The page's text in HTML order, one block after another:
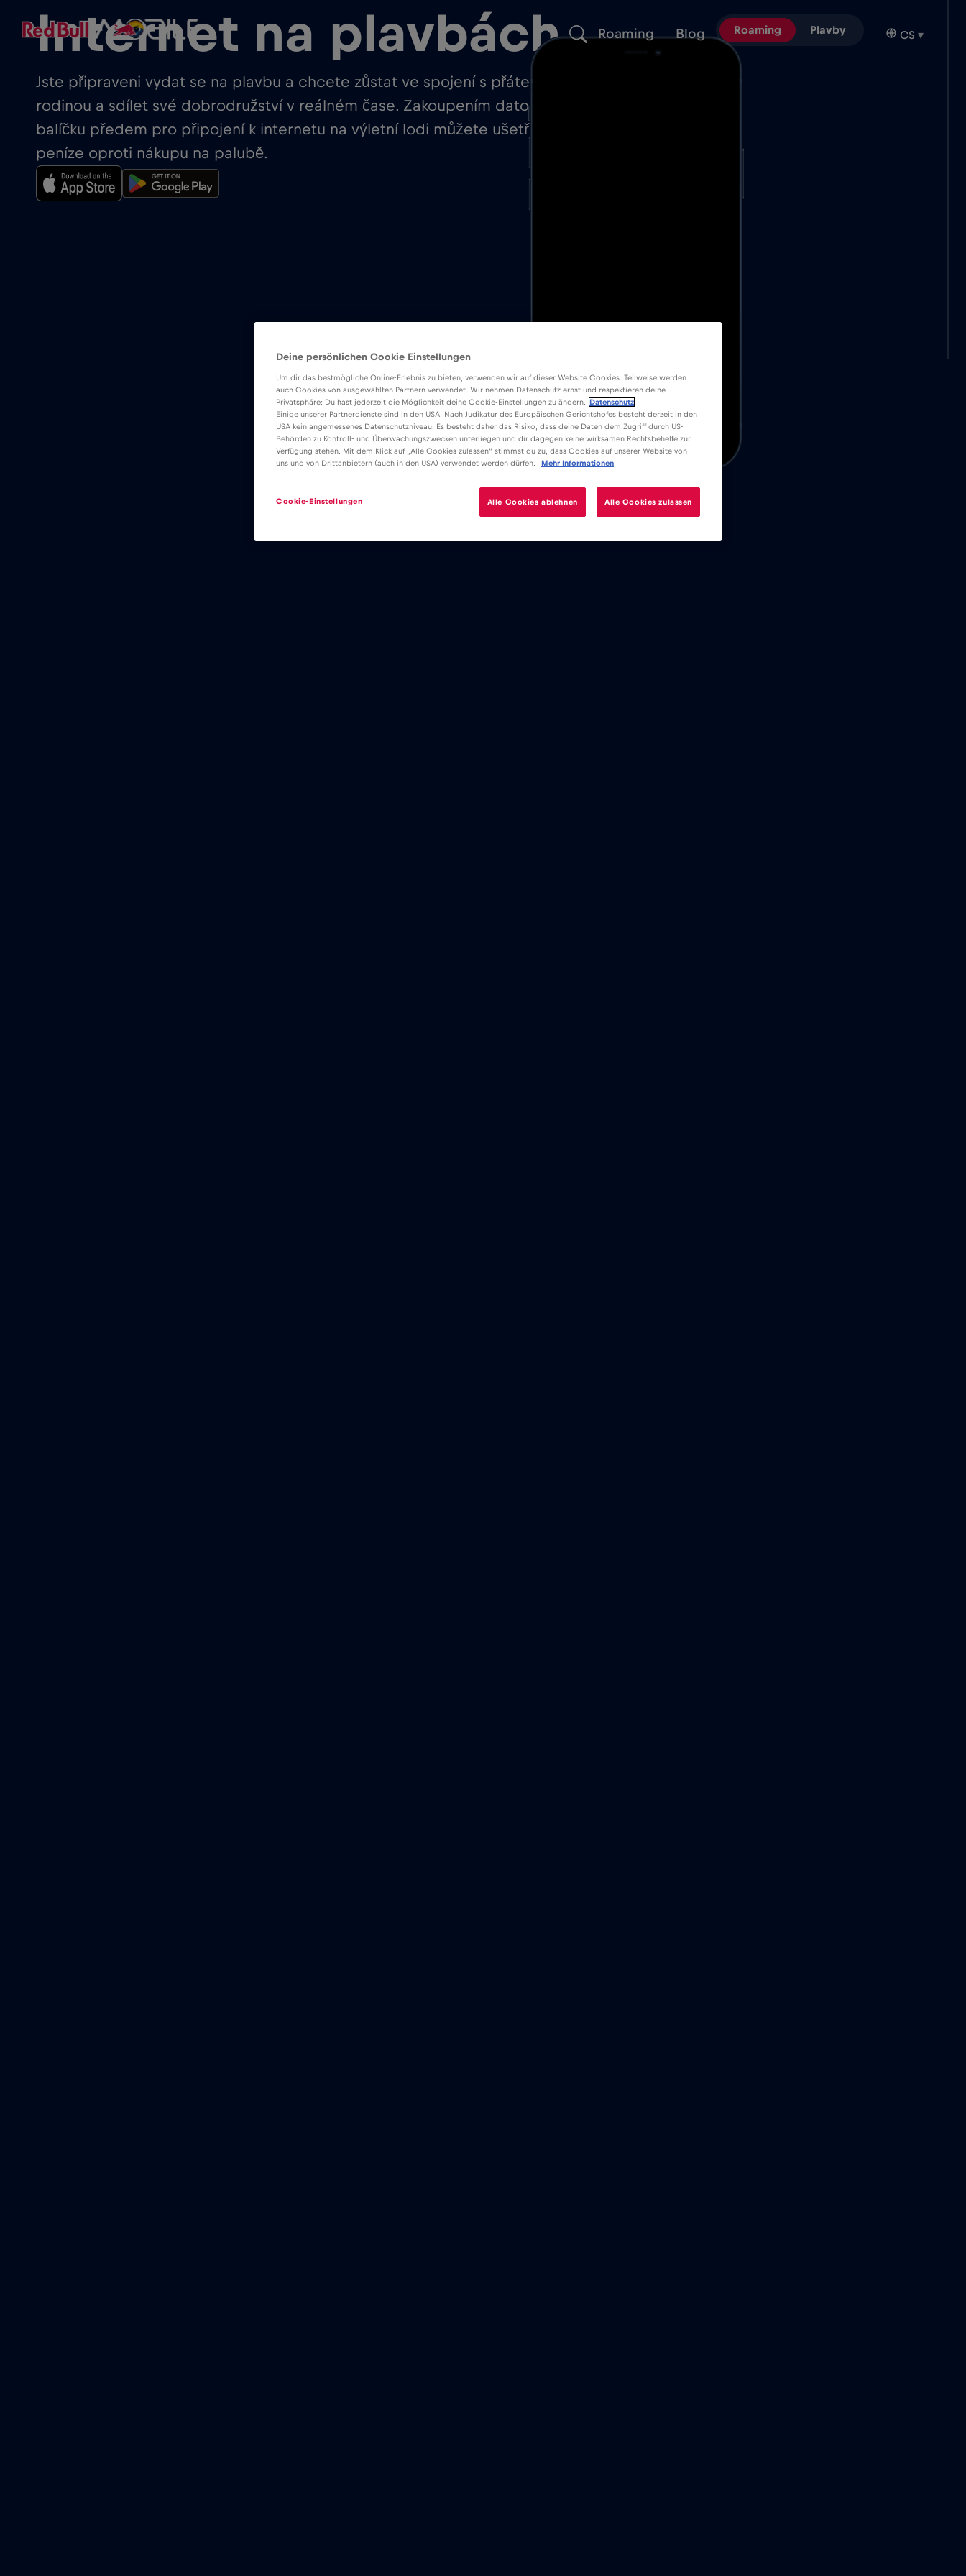
Roaming Blog Roaming Plavby CS ▾
Internet na plavbách
Jste připraveni vydat se na plavbu a chcete zůstat ve spojení s přáteli a
rodinou a sdílet své dobrodružství v reálném čase. Zakoupením datového
balíčku předem pro připojení k internetu na výletní lodi můžete ušetřit
peníze oproti nákupu na palubě.
Deine persönlichen Cookie Einstellungen
Um dir das bestmögliche Online-Erlebnis zu bieten, verwenden wir auf dieser Website Cookies. Teilweise werden
auch Cookies von ausgewählten Partnern verwendet. Wir nehmen Datenschutz ernst und respektieren deine
Privatsphäre: Du hast jederzeit die Möglichkeit deine Cookie-Einstellungen zu ändern.
Datenschutz
Einige unserer Partnerdienste sind in den USA. Nach Judikatur des Europäischen Gerichtshofes besteht derzeit in den
USA kein angemessenes Datenschutzniveau. Es besteht daher das Risiko, dass deine Daten dem Zugriff durch US-
Behörden zu Kontroll- und Überwachungszwecken unterliegen und dir dagegen keine wirksamen Rechtsbehelfe zur
Verfügung stehen. Mit dem Klick auf „Alle Cookies zulassen“ stimmst du zu, dass Cookies auf unserer Website von
uns und von Drittanbietern (auch in den USA) verwendet werden dürfen.
Mehr Informationen
Alle Cookies ablehnen Alle Cookies zulassen
Cookie-Einstellungen